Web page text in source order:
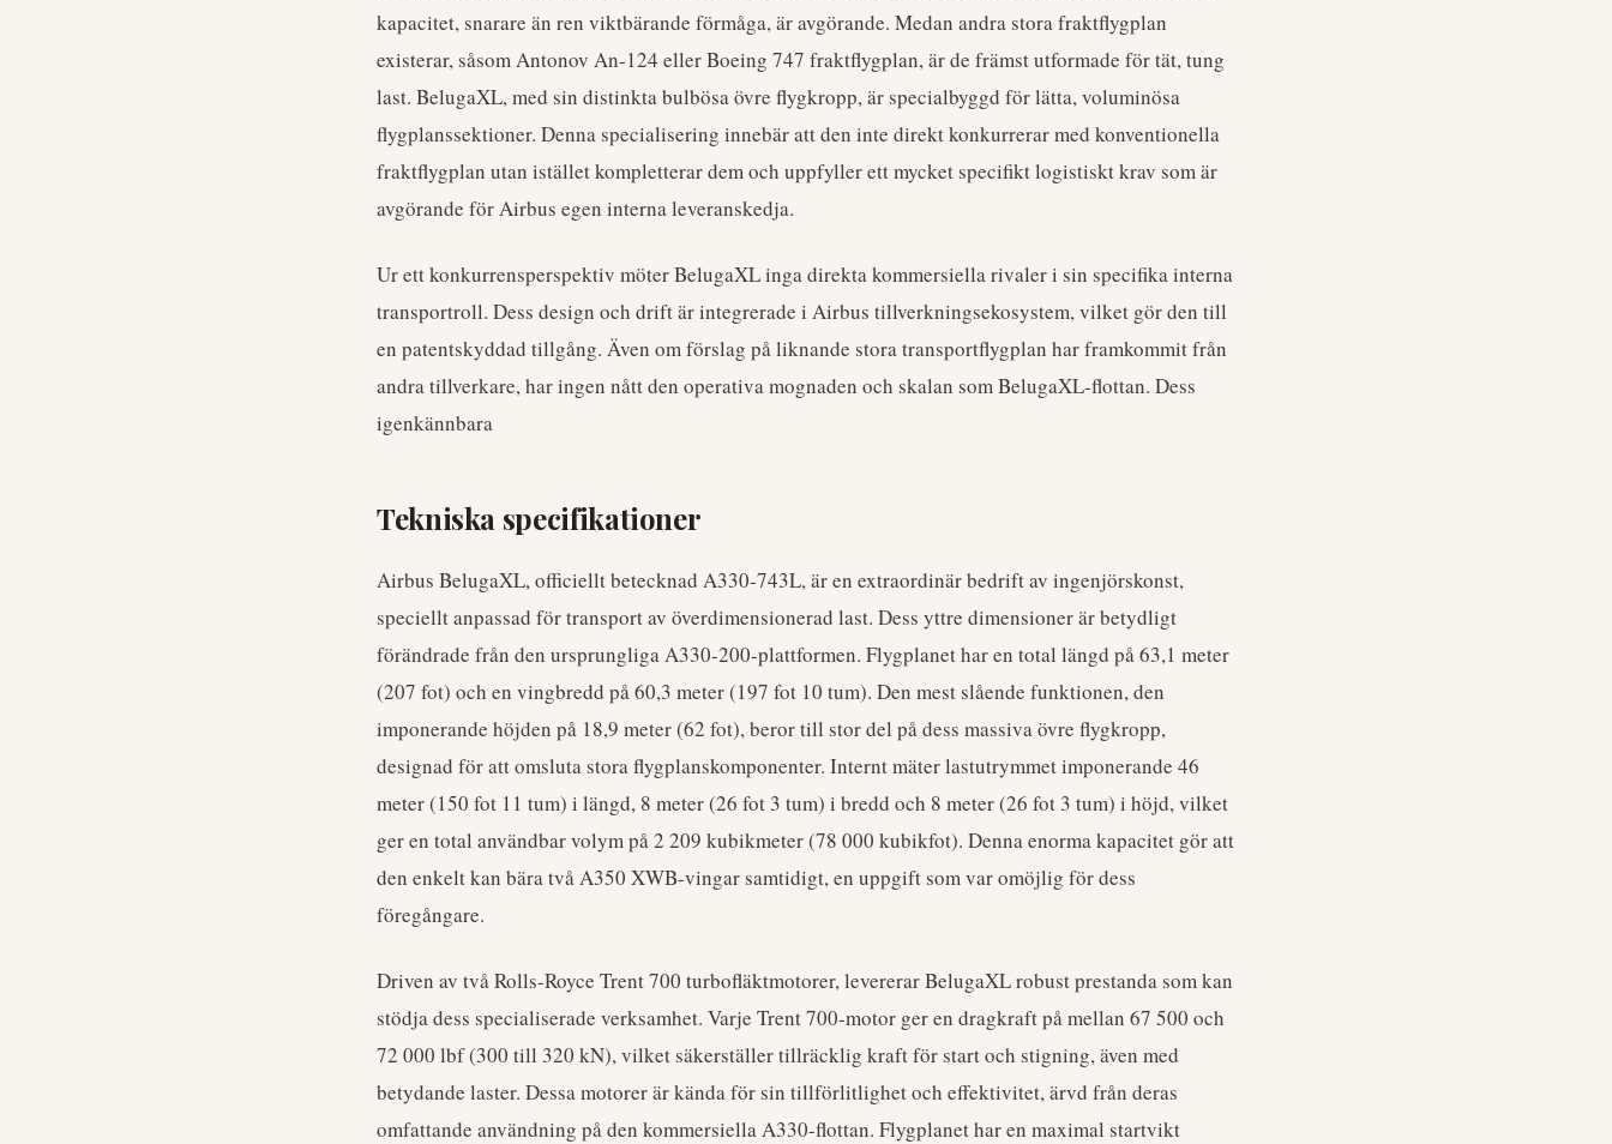
kapacitet, snarare än ren viktbärande förmåga, är avgörande. Medan andra stora fraktflygplan
existerar, såsom Antonov An-124 eller Boeing 747 fraktflygplan, är de främst utformade för tät, tung
last. BelugaXL, med sin distinkta bulbösa övre flygkropp, är specialbyggd för lätta, voluminösa
flygplanssektioner. Denna specialisering innebär att den inte direkt konkurrerar med konventionella
fraktflygplan utan istället kompletterar dem och uppfyller ett mycket specifikt logistiskt krav som är
avgörande för Airbus egen interna leveranskedja.
Ur ett konkurrensperspektiv möter BelugaXL inga direkta kommersiella rivaler i sin specifika interna
transportroll. Dess design och drift är integrerade i Airbus tillverkningsekosystem, vilket gör den till
en patentskyddad tillgång. Även om förslag på liknande stora transportflygplan har framkommit från
andra tillverkare, har ingen nått den operativa mognaden och skalan som BelugaXL-flottan. Dess
igenkännbara
Tekniska specifikationer
Airbus BelugaXL, officiellt betecknad A330-743L, är en extraordinär bedrift av ingenjörskonst,
speciellt anpassad för transport av överdimensionerad last. Dess yttre dimensioner är betydligt
förändrade från den ursprungliga A330-200-plattformen. Flygplanet har en total längd på 63,1 meter
(207 fot) och en vingbredd på 60,3 meter (197 fot 10 tum). Den mest slående funktionen, den
imponerande höjden på 18,9 meter (62 fot), beror till stor del på dess massiva övre flygkropp,
designad för att omsluta stora flygplanskomponenter. Internt mäter lastutrymmet imponerande 46
meter (150 fot 11 tum) i längd, 8 meter (26 fot 3 tum) i bredd och 8 meter (26 fot 3 tum) i höjd, vilket
ger en total användbar volym på 2 209 kubikmeter (78 000 kubikfot). Denna enorma kapacitet gör att
den enkelt kan bära två A350 XWB-vingar samtidigt, en uppgift som var omöjlig för dess
föregångare.
Driven av två Rolls-Royce Trent 700 turbofläktmotorer, levererar BelugaXL robust prestanda som kan
stödja dess specialiserade verksamhet. Varje Trent 700-motor ger en dragkraft på mellan 67 500 och
72 000 lbf (300 till 320 kN), vilket säkerställer tillräcklig kraft för start och stigning, även med
betydande laster. Dessa motorer är kända för sin tillförlitlighet och effektivitet, ärvd från deras
omfattande användning på den kommersiella A330-flottan. Flygplanet har en maximal startvikt